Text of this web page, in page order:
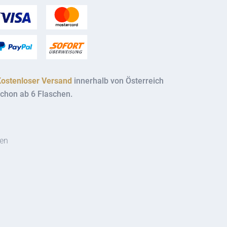
Versand innerhalb von Österreich
ab 6 Flaschen.